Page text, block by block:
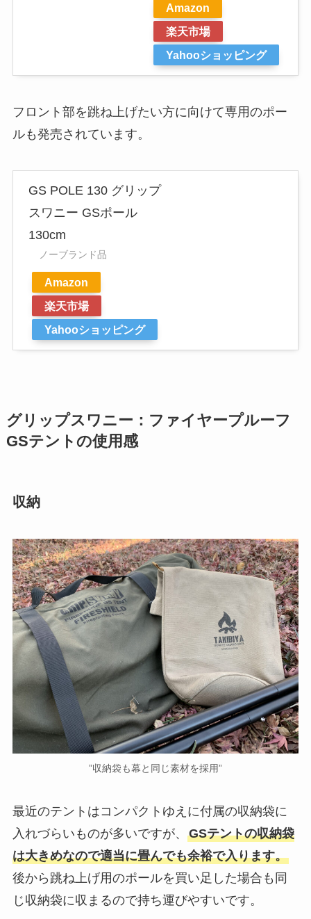
Amazon
楽天市場
Yahooショッピング
フロント部を跳ね上げたい方に向けて専用のポー
ルも発売されています。
GS POLE 130 グリップ
スワニー GSポール
130cm
ノーブランド品
Amazon
楽天市場
Yahooショッピング
グリップスワニー：ファイヤープルーフ
GSテントの使用感
収納
”収納袋も幕と同じ素材を採用”
最近のテントはコンパクトゆえに付属の収納袋に
入れづらいものが多いですが、 GSテントの収納袋
は大きめなので適当に畳んでも余裕で入ります。
後から跳ね上げ用のポールを買い足した場合も同
じ収納袋に収まるので持ち運びやすいです。